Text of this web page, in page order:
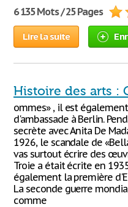
6 135 Mots / 25 Pages
Lire la suite
Histoire des arts :
ommes» , il est
d'ambassade à Berlin.
secrète avec Anita De
1926, le scandale de
vas surtout écrire des
Troie a était écrite en
également la première
La seconde guerre
comme